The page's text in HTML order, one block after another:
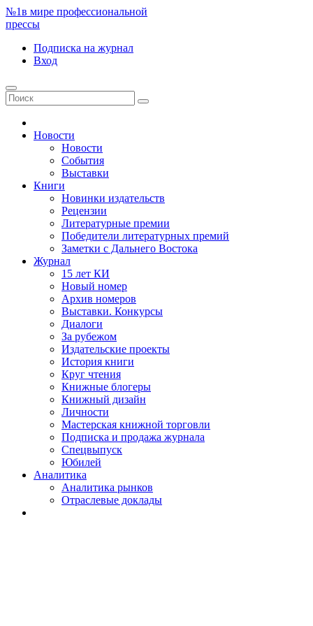
№1в мире профессиональной
прессы
Подписка на журнал
Вход
Новости
Новости
События
Выставки
Книги
Новинки издательств
Рецензии
Литературные премии
Победители литературных премий
Заметки с Дальнего Востока
Журнал
15 лет КИ
Новый номер
Архив номеров
Выставки. Конкурсы
Диалоги
За рубежом
Издательские проекты
История книги
Круг чтения
Книжные блогеры
Книжный дизайн
Личности
Мастерская книжной торговли
Подписка и продажа журнала
Спецвыпуск
Юбилей
Аналитика
Аналитика рынков
Отраслевые доклады